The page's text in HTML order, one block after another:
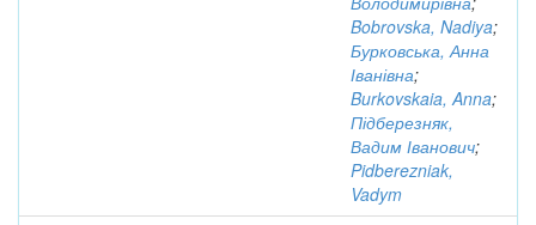
Bobrovska, Nadiya;
Бурковська, Анна
Іванівна;
Burkovskaia, Anna;
Підберезняк,
Вадим Іванович;
Pidberezniak,
Vadym